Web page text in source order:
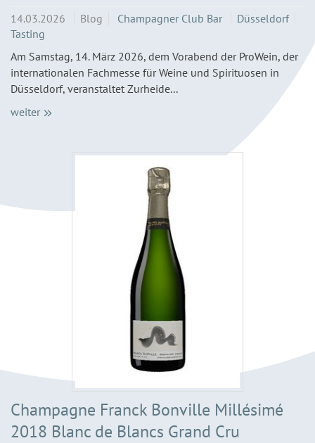
14.03.2026 Blog Champagner Club Bar
Düsseldorf
Tasting
Am Samstag, 14. März 2026, dem Vorabend der ProWein, der
internationalen Fachmesse für Weine und Spirituosen in
Düsseldorf, veranstaltet Zurheide...
weiter
Champagne Franck Bonville Millésimé
2018 Blanc de Blancs Grand Cru